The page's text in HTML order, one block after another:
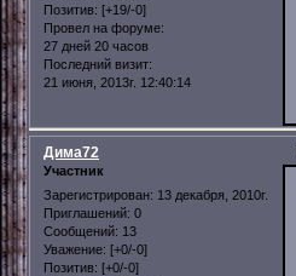
Позитив: [+19/-0]
Провел на форуме:
27 дней 20 часов
Последний визит:
21 июня, 2013г. 12:40:14
Дима72
Участник
Зарегистрирован: 13 декабря, 2010г.
Приглашений: 0
Сообщений: 13
Уважение: [+0/-0]
Позитив: [+0/-0]